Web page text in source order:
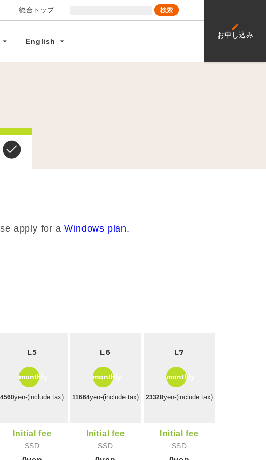
総合トップ
arrow_drop_down
English
arrow_drop_down
edit
お申し込み
apply for aWindows plan.
L5
monthly
4560yen-(include tax)
Initial fee
SSD
L6
monthly
11664yen-(include tax)
Initial fee
SSD
L7
monthly
23328yen-(include tax)
Initial fee
SSD